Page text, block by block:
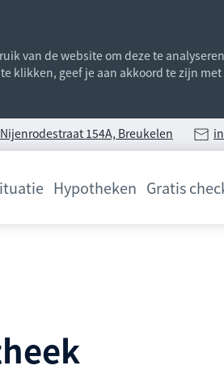
van de website om deze te
geef je aan akkoord te zijn
Nijenrodestraat 154A, Breukelen
Hypotheken Gratis